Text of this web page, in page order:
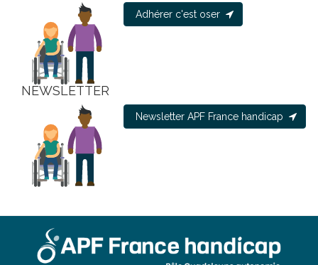
Adhérer c'est oser
NEWSLETTER
Newsletter APF France handicap